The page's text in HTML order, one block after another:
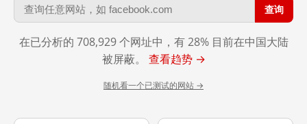
查询
在已分析的 708,929 个网址中，有 28% 目前在中国大陆
被屏蔽。 查看趋势 →
随机看一个已测试的网站 →